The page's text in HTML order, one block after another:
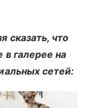
сказать, что
галерее на
сетей: